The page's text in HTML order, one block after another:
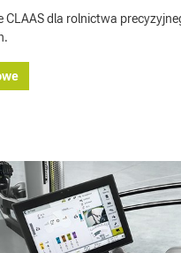
dla rolnictwa